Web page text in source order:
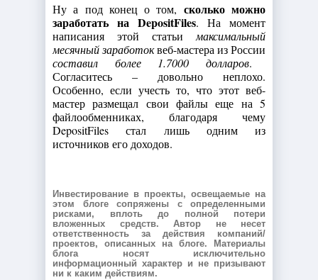
Ну а под конец о том, сколько можно
заработать на DepositFiles. На момент
написания этой статьимаксимальный
месячный заработоквеб-мастера из России
составил более 1.7000 долларов.
Согласитесь – довольно неплохо.
Особенно, если учесть то, что этот веб-
мастер размещал свои файлы еще на 5
файлообменниках, благодаря чему
DepositFiles стал лишь одним из
источников его доходов.
Инвестирование в проекты, освещаемые на
этом блоге сопряжены с определенными
рисками, вплоть до полной потери
вложенных средств. Автор не несет
ответственность за действия компаний/
проектов, описанных на блоге. Материалы
блога носят исключительно
информационный характер и не призывают
ни к каким действиям.